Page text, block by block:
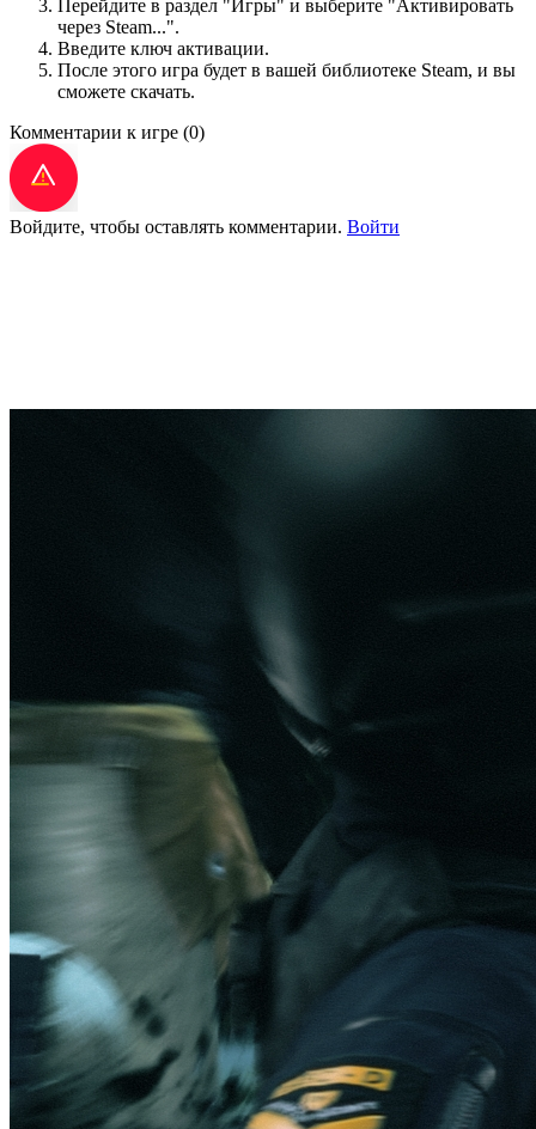
Перейдите в раздел "Игры" и выберите "Активировать
через Steam...".
Введите ключ активации.
После этого игра будет в вашей библиотеке Steam, и вы
сможете скачать.
Комментарии к игре (0)
Войдите, чтобы оставлять комментарии. Войти